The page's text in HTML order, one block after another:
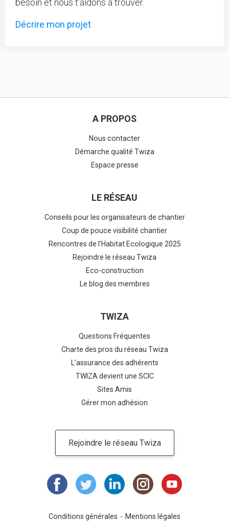
Décrire mon projet
A PROPOS
Nous contacter
Démarche qualité Twiza
Espace presse
LE RÉSEAU
Conseils pour les organisateurs de chantier
Coup de pouce visibilité chantier
Rencontres de l'Habitat Ecologique 2025
Rejoindre le réseau Twiza
Eco-construction
Le blog des membres
TWIZA
Questions Fréquentes
Charte des pros du réseau Twiza
L'assurance des adhérents
TWIZA devient une SCIC
Sites Amis
Gérer mon adhésion
Rejoindre le réseau Twiza
Conditions générales Mentions légales